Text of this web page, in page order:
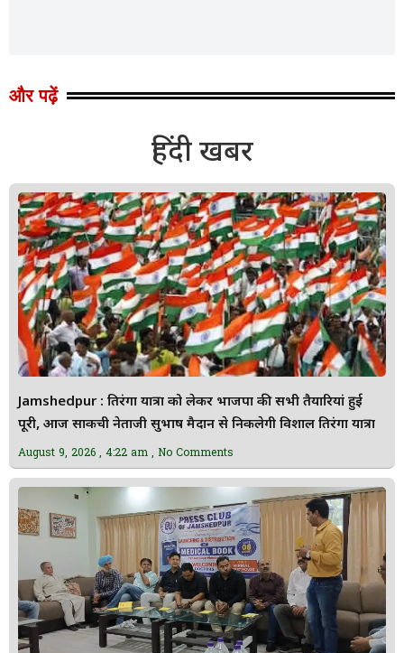
और पढ़ें
हिंदी खबर
Jamshedpur : तिरंगा यात्रा को लेकर भाजपा की सभी तैयारियां हुई
पूरी, आज साकची नेताजी सुभाष मैदान से निकलेगी विशाल तिरंगा यात्रा
August 9, 2026 4:22 am No Comments